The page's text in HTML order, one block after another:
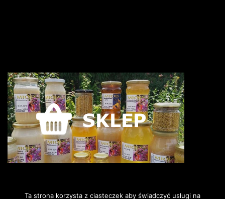
Ta strona korzysta z ciasteczek aby świadczyć usługi na